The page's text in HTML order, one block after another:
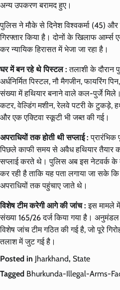
अन्य उपकरण बरामद हुए।
पुलिस ने मौके से दिनेश विश्वकर्मा (45)
गिरफ्तार किया है। दोनों के खिलाफ आर्म्स
कर न्यायिक हिरासत में भेजा जा रहा है।
घर में बन रहे थे पिस्टल :तलाशी के दौरान
अर्धनिर्मित पिस्टल, नौ मैगजीन, फायरिंग
संख्या में हथियार बनाने वाले कल-पुर्जे
कटर, वेल्डिंग मशीन, रेलवे पटरी के टुकड़े,
और एक एक्टिवा स्कूटी भी जब्त की गई।
अपराधियों तक होती थी सप्लाई :
पिछले काफी समय से अवैध हथियार तैयार
सप्लाई करते थे। पुलिस अब इस नेटवर्क के
कर रही है ताकि यह पता लगाया जा सके
अपराधियों तक पहुंचाए जाते थे।
विशेष टीम करेगी आगे की जांच :इस मामले
संख्या 165/26 दर्ज किया गया है। अनुमंडल
विशेष जांच टीम गठित की गई है, जो पूरे
तलाश में जुट गई है।
Posted in Jharkhand, State
Tagged Bhurkunda-Illegal-Arms-